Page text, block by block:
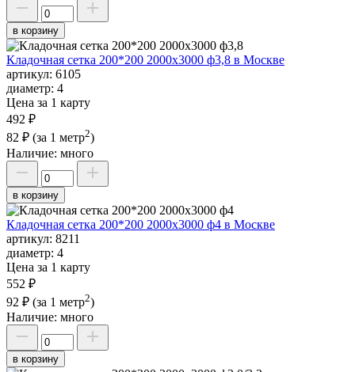
в корзину
Кладочная сетка 200*200 2000х3000 ф3,8 в Москве
артикул: 6105
диаметр: 4
Цена за 1 карту
492 ₽
82 ₽ (за 1 метр2)
Наличие: много
в корзину
Кладочная сетка 200*200 2000х3000 ф4 в Москве
артикул: 8211
диаметр: 4
Цена за 1 карту
552 ₽
92 ₽ (за 1 метр2)
Наличие: много
в корзину